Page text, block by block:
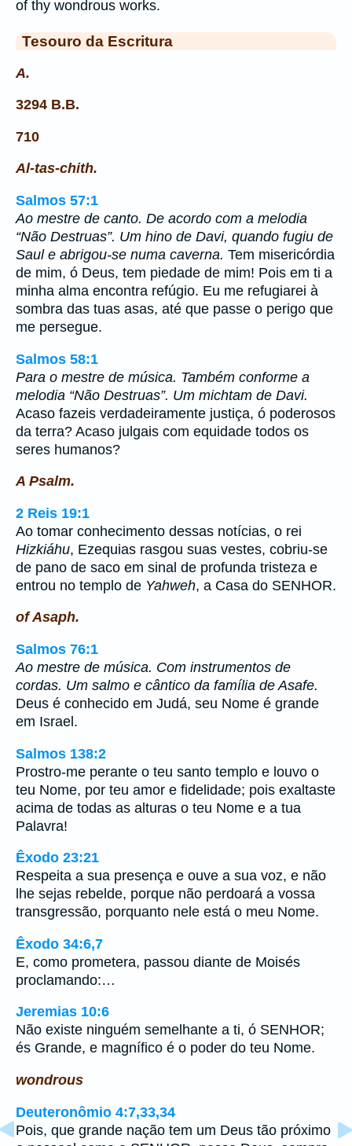
of thy wondrous works.
Tesouro da Escritura
A.
3294 B.B.
710
Al-tas-chith.
Salmos 57:1
Ao mestre de canto. De acordo com a melodia
“Não Destruas”. Um hino de Davi, quando fugiu de
Saul e abrigou-se numa caverna. Tem misericórdia
de mim, ó Deus, tem piedade de mim! Pois em ti a
minha alma encontra refúgio. Eu me refugiarei à
sombra das tuas asas, até que passe o perigo que
me persegue.
Salmos 58:1
Para o mestre de música. Também conforme a
melodia “Não Destruas”. Um michtam de Davi.
Acaso fazeis verdadeiramente justiça, ó poderosos
da terra? Acaso julgais com equidade todos os
seres humanos?
A Psalm.
2 Reis 19:1
Ao tomar conhecimento dessas notícias, o rei
Hizkiáhu, Ezequias rasgou suas vestes, cobriu-se
de pano de saco em sinal de profunda tristeza e
entrou no templo de Yahweh, a Casa do SENHOR.
of Asaph.
Salmos 76:1
Ao mestre de música. Com instrumentos de
cordas. Um salmo e cântico da família de Asafe.
Deus é conhecido em Judá, seu Nome é grande
em Israel.
Salmos 138:2
Prostro-me perante o teu santo templo e louvo o
teu Nome, por teu amor e fidelidade; pois exaltaste
acima de todas as alturas o teu Nome e a tua
Palavra!
Êxodo 23:21
Respeita a sua presença e ouve a sua voz, e não
lhe sejas rebelde, porque não perdoará a vossa
transgressão, porquanto nele está o meu Nome.
Êxodo 34:6,7
E, como prometera, passou diante de Moisés
proclamando:…
Jeremias 10:6
Não existe ninguém semelhante a ti, ó SENHOR;
és Grande, e magnífico é o poder do teu Nome.
wondrous
Deuteronômio 4:7,33,34
Pois, que grande nação tem um Deus tão próximo